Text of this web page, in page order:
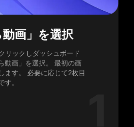
動画」を選択
リックしダッシュボード
動画」を選択。 最初の画
ます。 必要に応じて2枚目
。